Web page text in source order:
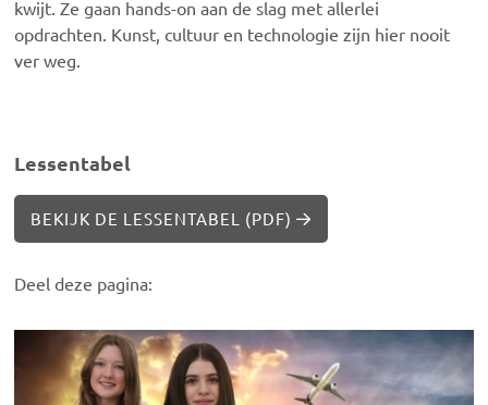
kwijt. Ze gaan hands-on aan de slag met allerlei
opdrachten. Kunst, cultuur en technologie zijn hier nooit
ver weg.
Lessentabel
BEKIJK DE LESSENTABEL (PDF)
Deel deze pagina: